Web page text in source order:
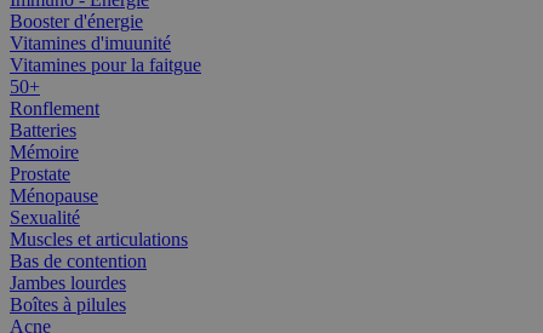
Booster d'énergie
Vitamines d'imuunité
Vitamines pour la faitgue
50+
Ronflement
Batteries
Mémoire
Prostate
Ménopause
Sexualité
Muscles et articulations
Bas de contention
Jambes lourdes
Boîtes à pilules
Acne